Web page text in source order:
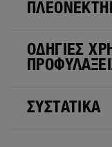
ΟΔΗΓΙΕΣ
ΣΥΣΤΑΤΙΚΆ